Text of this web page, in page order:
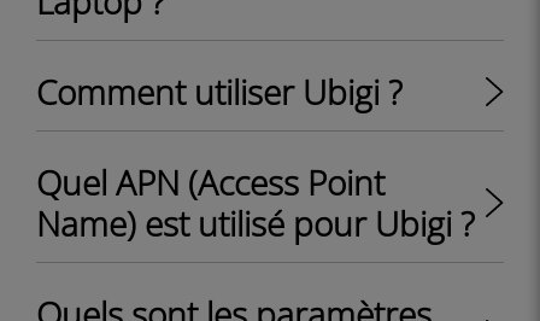
Comment utiliser Ubigi ?
Quel APN (Access Point
Name) est utilisé pour Ubigi ?